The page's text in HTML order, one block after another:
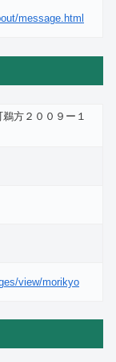
message.html
鵜方２００９ー１
view/morikyo